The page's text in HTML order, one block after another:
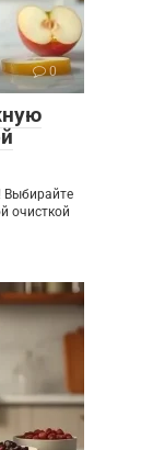
0
Выбирайте
очисткой